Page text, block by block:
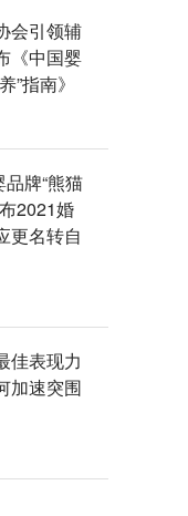
会引领辅
《中国婴
”指南》
牌“熊猫
2021婚
更名转自
佳表现力
加速突围